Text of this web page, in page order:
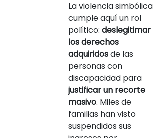
La violencia simbólica
cumple aquí un rol
político:deslegitimar
los derechos
adquiridosde las
personas con
discapacidad para
justificar un recorte
masivo. Miles de
familias han visto
suspendidos sus